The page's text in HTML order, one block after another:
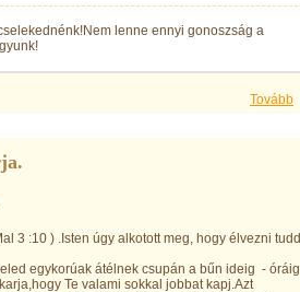
lenne ennyi gonoszság a
Tovább
3 :10 ) .Isten úgy alkotott meg, hogy élvezni tudd
egykorúak átélnek csupán a bűn ideig - óráig
Te valami sokkal jobbat kapj.Azt